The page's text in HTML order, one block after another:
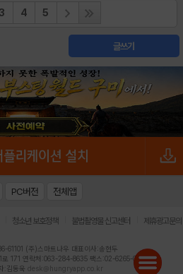
3 4 5
글쓰기
PC버전 전체앱
청소년 보호정책 불법촬영물 신고센터 제휴광고문의
61101 (주)스마트나우 대표이사:송현두
로 171 연락처:063-284-8635 팩스:02-6265-0377
:김동욱 desk@hungryapp.co.kr